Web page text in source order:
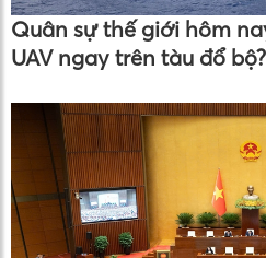
Quân sự thế giới hôm
UAV ngay trên tàu đổ bộ?